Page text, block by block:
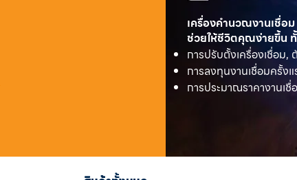
เครื่องคำนวณงานเชื่อม
ช่วยให้ชีวิตคุณง่ายขึ้น
การปรับตั้งเครื่องเชื่อม,
การลงทุนงานเชื่อมครั้ง
การประมาณราคางานเชื่